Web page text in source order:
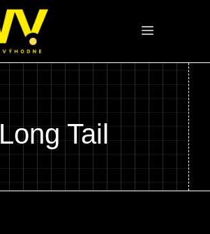
Menu
Long Tail